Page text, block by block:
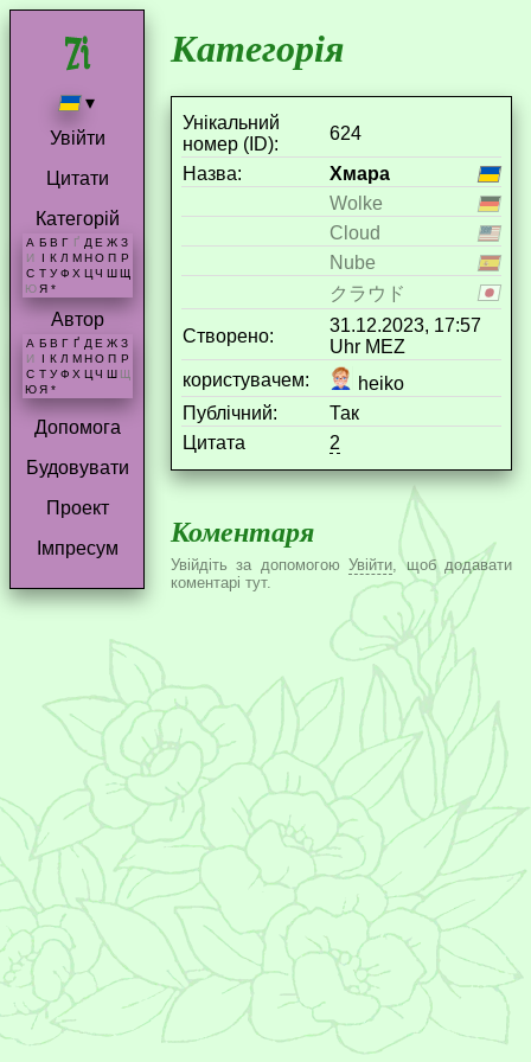
▾
Увійти
Цитати
Категорій
А Б В Г Ґ Д Е Ж З
И
І К Л М Н О П Р
С Т У Ф Х Ц Ч Ш Щ
Ю Я *
Автор
А Б В Г Ґ Д Е Ж З
И
К Л М Н О П Р
С Т У Ф Х Ц Ч Ш Щ
Ю Я *
Допомога
Будовувати
Проект
Імпресум
Категорія
Унікальний
номер (ID):
624
Назва:
Хмара
Wolke
Cloud
Nube
クラウド
Створено:
31.12.2023, 17:57
Uhr MEZ
користувачем:
heiko
Публічний:
Так
Цитата
2
Коментаря
Увійдіть за допомогоюУвійти , щоб додавати
коментарі тут.